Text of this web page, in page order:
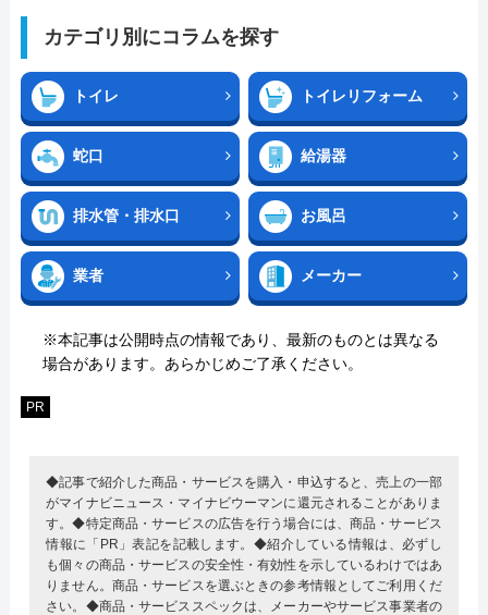
カテゴリ別にコラムを探す
トイレ トイレリフォーム
蛇口 給湯器
排水管・排水口 お風呂
業者 メーカー
※本記事は公開時点の情報であり、最新のものとは異なる
場合があります。あらかじめご了承ください。
PR
◆記事で紹介した商品・サービスを購入・申込すると、売上の一部
がマイナビニュース・マイナビウーマンに還元されることがありま
す。◆特定商品・サービスの広告を行う場合には、商品・サービス
情報に「PR」表記を記載します。◆紹介している情報は、必ずし
も個々の商品・サービスの安全性・有効性を示しているわけではあ
りません。商品・サービスを選ぶときの参考情報としてご利用くだ
さい。◆商品・サービススペックは、メーカーやサービス事業者の